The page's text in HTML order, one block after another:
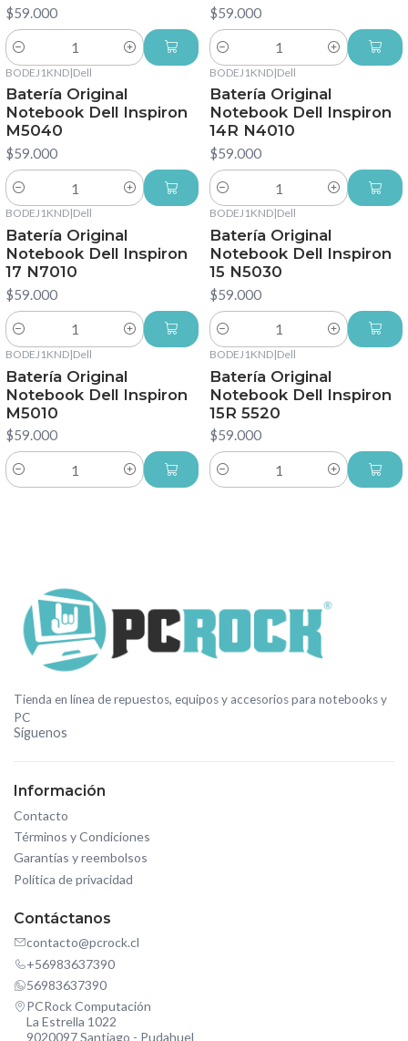
$59.000
Cantidad
$59.000
Cantidad
BODEJ1KND|Dell
Batería Original
Notebook Dell Inspiron
M5040
$59.000
Cantidad
BODEJ1KND|Dell
Batería Original
Notebook Dell Inspiron
14R N4010
$59.000
Cantidad
BODEJ1KND|Dell
Batería Original
Notebook Dell Inspiron
17 N7010
$59.000
Cantidad
BODEJ1KND|Dell
Batería Original
Notebook Dell Inspiron
15 N5030
$59.000
Cantidad
BODEJ1KND|Dell
Batería Original
Notebook Dell Inspiron
M5010
$59.000
Cantidad
BODEJ1KND|Dell
Batería Original
Notebook Dell Inspiron
15R 5520
$59.000
Cantidad
Tienda en línea de repuestos, equipos y accesorios para notebooks y
PC
Síguenos
Información
Contacto
Términos y Condiciones
Garantías y reembolsos
Política de privacidad
Contáctanos
contacto@pcrock.cl
+56983637390
56983637390
PCRock Computación
La Estrella 1022
9020097 Santiago - Pudahuel